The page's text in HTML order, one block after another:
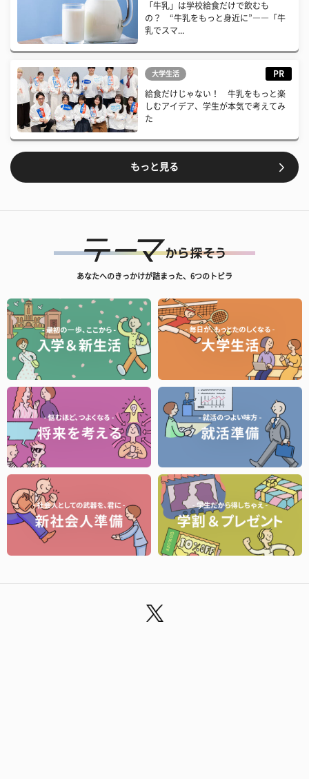
「牛乳」は学校給食だけで飲むも
の？ “牛乳をもっと身近に”――「牛
乳でスマ...
大学生活 PR
給食だけじゃない！ 牛乳をもっと楽
しむアイデア、学生が本気で考えてみ
た
もっと見る
あなたへのきっかけが詰まった、6つのトビラ